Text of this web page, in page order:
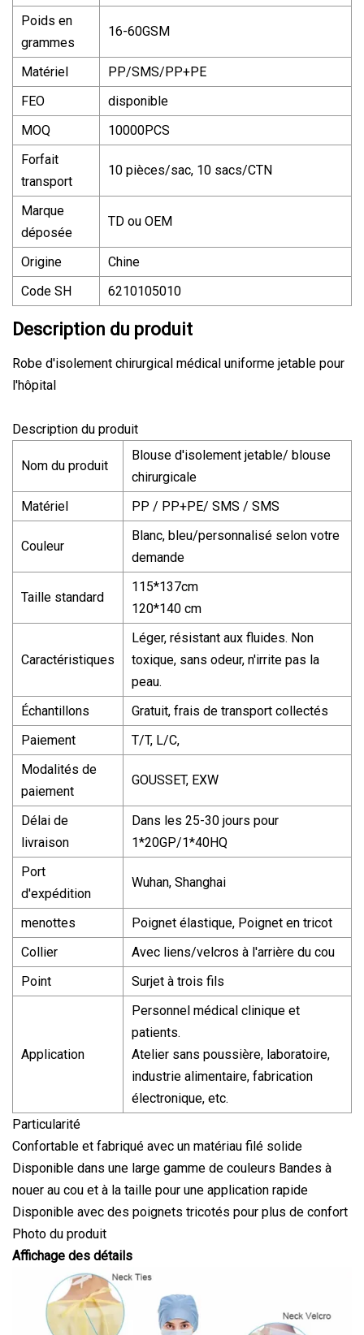
Poids en
grammes
16-60GSM
Matériel
PP/SMS/PP+PE
FEO
disponible
MOQ
10000PCS
Forfait
transport
10 pièces/sac, 10 sacs/CTN
Marque
déposée
TD ou OEM
Origine
Chine
Code SH
6210105010
Description du produit
Robe d'isolement chirurgical médical uniforme jetable pour
l'hôpital
Description du produit
Nom du produit
Blouse d'isolement jetable/ blouse
chirurgicale
Matériel
PP / PP+PE/ SMS / SMS
Couleur
Blanc, bleu/personnalisé selon votre
demande
Taille standard
115*137cm
120*140 cm
Caractéristiques
Léger, résistant aux fluides. Non
toxique, sans odeur, n'irrite pas la
peau.
Échantillons
Gratuit, frais de transport collectés
Paiement
T/T, L/C,
Modalités de
paiement
GOUSSET, EXW
Délai de
livraison
Dans les 25-30 jours pour
1*20GP/1*40HQ
Port
d'expédition
Wuhan, Shanghai
menottes
Poignet élastique, Poignet en tricot
Collier
Avec liens/velcros à l'arrière du cou
Point
Surjet à trois fils
Application
Personnel médical clinique et
patients.
Atelier sans poussière, laboratoire,
industrie alimentaire, fabrication
électronique, etc.
Particularité
Confortable et fabriqué avec un matériau filé solide
Disponible dans une large gamme de couleurs Bandes à
nouer au cou et à la taille pour une application rapide
Disponible avec des poignets tricotés pour plus de confort
Photo du produit
Affichage des détails